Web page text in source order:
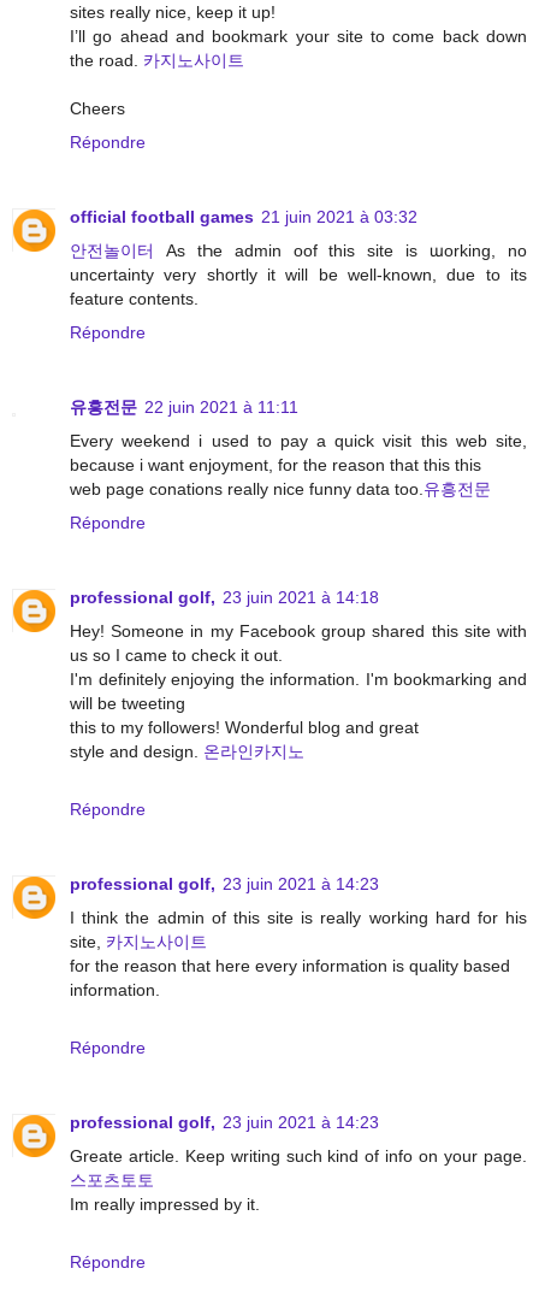
sites really nice, keep it up!
I’ll go ahead and bookmark your site to come back down
the road. 카지노사이트
Cheers
Répondre
official football games 21 juin 2021 à 03:32
안전놀이터
Аs tҺe аdmin oof this site іs աorking, no
uncertainty very shօrtly іt will be well-known, due to its
feature contents.
Répondre
유흥전문 22 juin 2021 à 11:11
Every weekend i used to pay a quick visit this web site,
because i want enjoyment, for the reason that this this
web page conations really nice funny data too. 유흥전문
Répondre
professional golf, 23 juin 2021 à 14:18
Hey! Someone in my Facebook group shared this site with
us so I came to check it out.
I'm definitely enjoying the information. I'm bookmarking and
will be tweeting
this to my followers! Wonderful blog and great
style and design. 온라인카지노
Répondre
professional golf, 23 juin 2021 à 14:23
I think the admin of this site is really working hard for his
site, 카지노사이트
for the reason that here every information is quality based
information.
Répondre
professional golf, 23 juin 2021 à 14:23
Greate article. Keep writing such kind of info on your page.
스포츠토토
Im really impressed by it.
Répondre